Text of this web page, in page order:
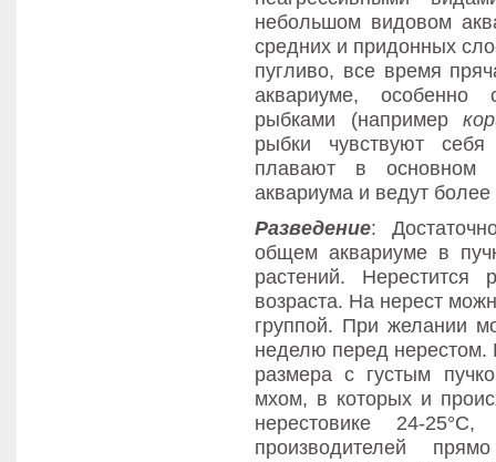
небольшом видовом
средних и придонных
пугливо, все время
аквариуме,
рыбками (например
рыбки чувствуют
плавают в основном
аквариума и ведут
Разведение:
общем аквариуме в
растений. Нерестится
возраста. На нерест
группой. При желании
неделю перед нерестом.
размера с густым
мхом, в которых и
нерестовике 24-
производителей